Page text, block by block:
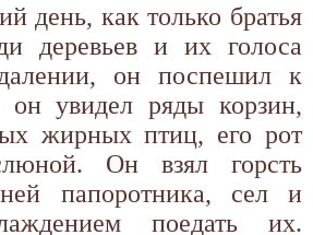
день, как только братья
деревьев и их голоса
он поспешил к
он увидел ряды корзин,
жирных птиц, его рот
Он взял горсть
папоротника, сел и
поедать их.